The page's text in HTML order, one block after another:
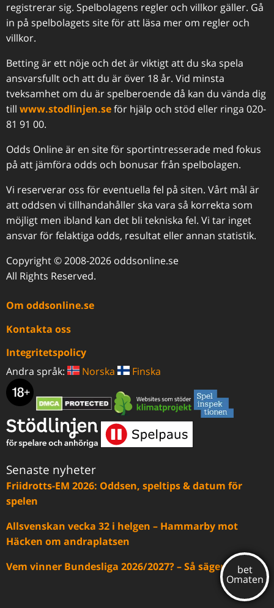
registrerar sig. Spelbolagens regler och villkor gäller. Gå
in på spelbolagets site för att läsa mer om regler och
villkor.
Betting är ett nöje och det är viktigt att du ska spela
ansvarsfullt och att du är över 18 år. Vid minsta
tveksamhet om du är spelberoende då kan du vända dig
till www.stodlinjen.seför hjälp och stöd eller ringa 020-
81 91 00.
Odds Online är en site för sportintresserade med fokus
på att jämföra odds och bonusar från spelbolagen.
Vi reserverar oss för eventuella fel på siten. Vårt mål är
att oddsen vi tillhandahåller ska vara så korrekta som
möjligt men ibland kan det bli tekniska fel. Vi tar inget
ansvar för felaktiga odds, resultat eller annan statistik.
Copyright © 2008-2026 oddsonline.se
All Rights Reserved.
Om oddsonline.se
Kontakta oss
Integritetspolicy
Andra språk:
Norska Finska
Senaste nyheter
Friidrotts-EM 2026: Oddsen, speltips & datum för
spelen
Allsvenskan vecka 32 i helgen – Hammarby mot
Häcken om andraplatsen
Vem vinner Bundesliga 2026/2027? – Så säger oddsen